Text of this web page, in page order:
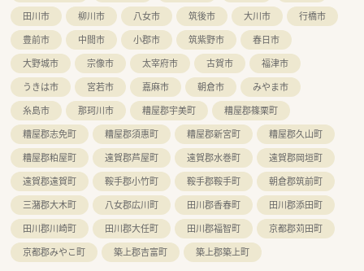
田川市
柳川市 八女市 筑後市 大川市
行橋市
豊前市
中間市 小郡市 筑紫野市
春日市
大野城市
宗像市 太宰府市 古賀市
福津市
うきは市
宮若市 嘉麻市 朝倉市
みやま市
糸島市
那珂川市 糟屋郡宇美町
糟屋郡篠栗町
糟屋郡志免町
糟屋郡須惠町 糟屋郡新宮町
糟屋郡久山町
糟屋郡粕屋町
遠賀郡芦屋町 遠賀郡水巻町
遠賀郡岡垣町
遠賀郡遠賀町
鞍手郡小竹町 鞍手郡鞍手町
朝倉郡筑前町
三潴郡大木町
八女郡広川町 田川郡香春町
田川郡添田町
田川郡川崎町
田川郡大任町 田川郡福智町
京都郡苅田町
京都郡みやこ町
築上郡吉富町 築上郡築上町